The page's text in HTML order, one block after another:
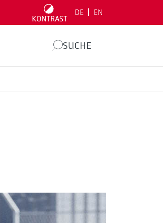
KONTRAST
DE EN
SUCHE